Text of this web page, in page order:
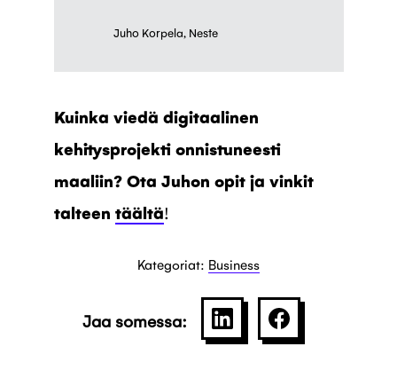
Juho Korpela, Neste
Kuinka viedä digitaalinen
kehitysprojekti onnistuneesti
maaliin? Ota Juhon opit ja vinkit
talteen täältä!
Kategoriat: Business
Jaa somessa: SHARE ON LINKEDIN
JAA